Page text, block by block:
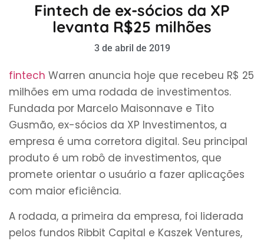
Fintech de ex-sócios da XP
levanta R$25 milhões
3 de abril de 2019
fintech Warren anuncia hoje que recebeu R$ 25
milhões em uma rodada de investimentos.
Fundada por Marcelo Maisonnave e Tito
Gusmão, ex-sócios da XP Investimentos, a
empresa é uma corretora digital. Seu principal
produto é um robô de investimentos, que
promete orientar o usuário a fazer aplicações
com maior eficiência.
A rodada, a primeira da empresa, foi liderada
pelos fundos Ribbit Capital e Kaszek Ventures,